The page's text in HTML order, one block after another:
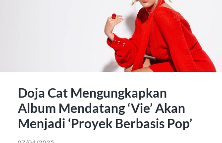
Doja Cat Mengungkapkan
Album Mendatang ‘Vie’ Akan
Menjadi ‘Proyek Berbasis Pop’